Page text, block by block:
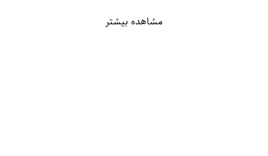
مشاهده بیشتر